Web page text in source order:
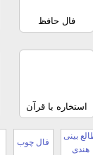
فال حافظ
استخاره با قرآن
بینی
هندی
فال چوب